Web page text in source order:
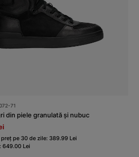
71
din piele granulată și nubuc
pe 30 de zile: 389.99 Lei
649.00 Lei